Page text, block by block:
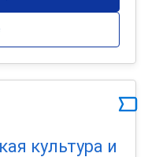
культура и